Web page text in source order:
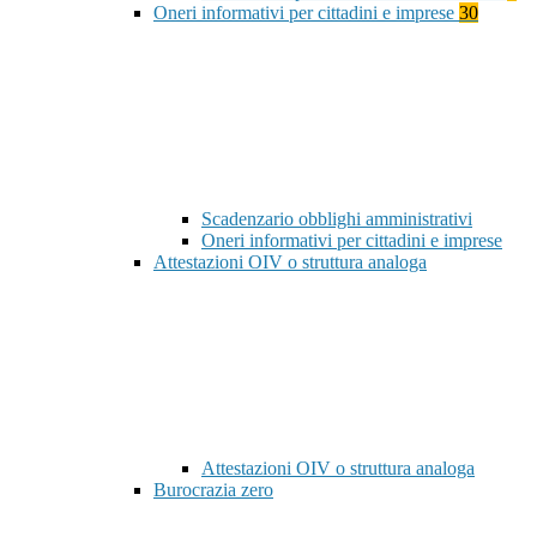
Oneri informativi per cittadini e imprese 30
Scadenzario obblighi amministrativi
Oneri informativi per cittadini e imprese
Attestazioni OIV o struttura analoga
Attestazioni OIV o struttura analoga
Burocrazia zero